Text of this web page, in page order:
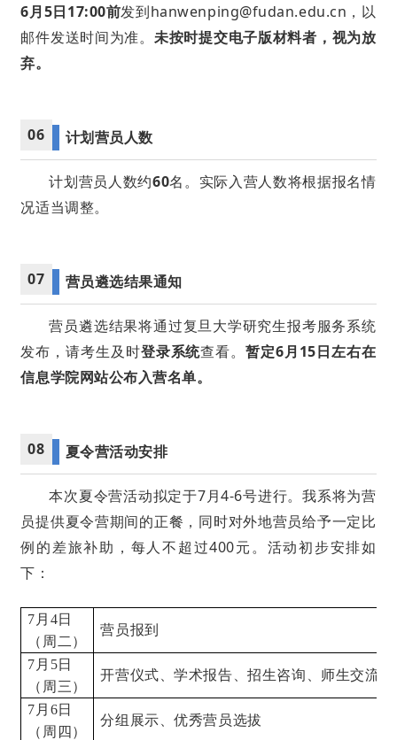
6月5日17:00前发到hanwenping@fudan.edu.cn，以
邮件发送时间为准。 未按时提交电子版材料者，视为放
弃。
06 计划营员人数
计划营员人数约60名。实际入营人数将根据报名情
况适当调整。
07 营员遴选结果通知
营员遴选结果将通过复旦大学研究生报考服务系统
发布，请考生及时登录系统查看。暂定6月15日左右在
信息学院网站公布入营名单。
08 夏令营活动安排
本次夏令营活动拟定于7月4-6号进行。我系将为营
员提供夏令营期间的正餐，同时对外地营员给予一定比
例的差旅补助，每人不超过400元。活动初步安排如
下：
7月4日
（周二）
营员报到
7月5日
（周三）
开营仪式、学术报告、招生咨询、师生交流等
7月6日
（周四）
分组展示、优秀营员选拔